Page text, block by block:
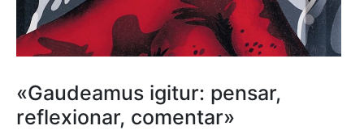
«Gaudeamus igitur: pensar,
reflexionar, comentar»